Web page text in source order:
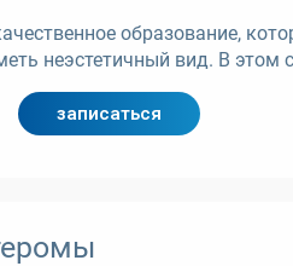
образование,
неэстетичный вид. В этом
записаться